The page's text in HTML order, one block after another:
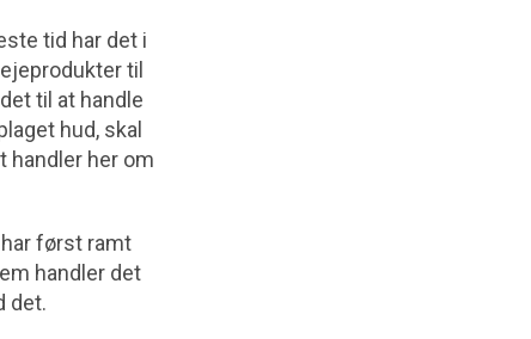
tid har det i
til
til at handle
hud, skal
handler her om
først ramt
handler det
det.